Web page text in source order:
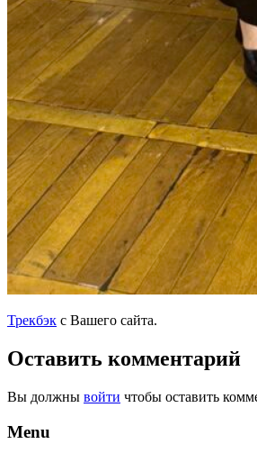
Трекбэк с Вашего сайта.
Оставить комментарий
Вы должны войти чтобы оставить
Menu